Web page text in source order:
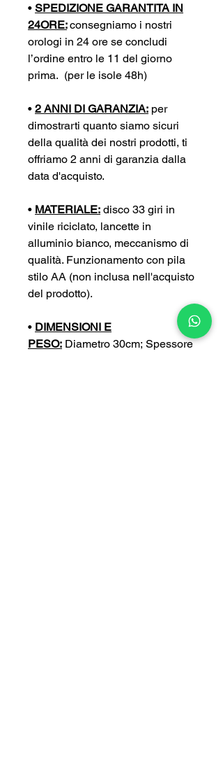
• SPEDIZIONE GARANTITA IN
24ORE: consegniamo i nostri
orologi in 24 ore se concludi
l’ordine entro le 11 del giorno
prima. (per le isole 48h)
• 2 ANNI DI GARANZIA: per
dimostrarti quanto siamo sicuri
della qualità dei nostri prodotti, ti
offriamo 2 anni di garanzia dalla
data d'acquisto.
• MATERIALE: disco 33 giri in
vinile riciclato, lancette in
alluminio bianco, meccanismo di
qualità. Funzionamento con pila
stilo AA (non inclusa nell'acquisto
del prodotto).
• DIMENSIONI E
PESO: Diametro 30cm; Spessore